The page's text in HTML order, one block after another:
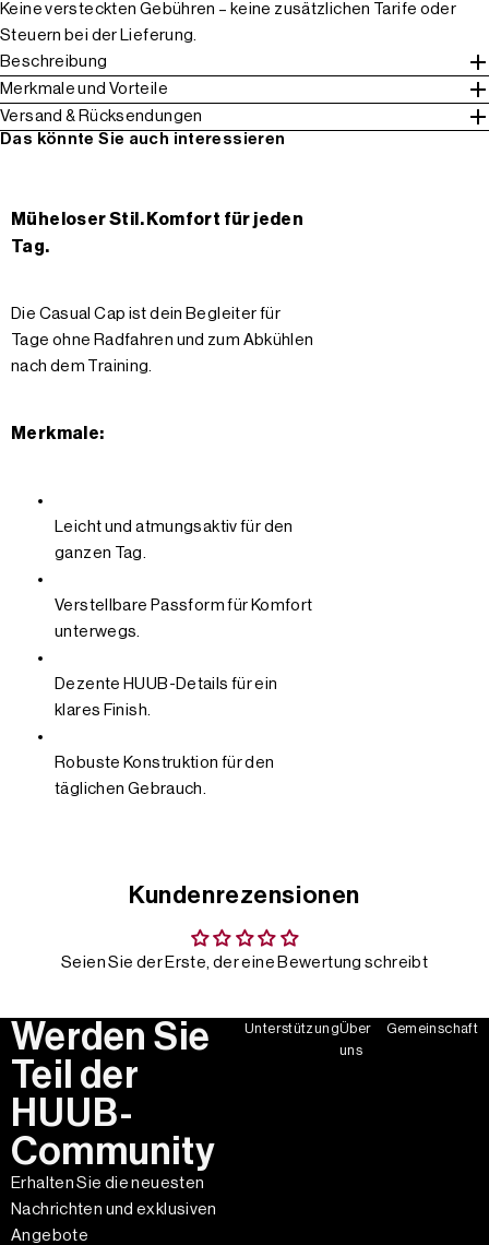
Keine versteckten Gebühren – keine zusätzlichen Tarife oder
Steuern bei der Lieferung.
Beschreibung
Merkmale und Vorteile
Versand & Rücksendungen
Das könnte Sie auch interessieren
Müheloser Stil. Komfort für jeden
Tag.
Die Casual Cap ist dein Begleiter für
Tage ohne Radfahren und zum Abkühlen
nach dem Training.
Merkmale:
Leicht und atmungsaktiv für den
ganzen Tag.
Verstellbare Passform für Komfort
unterwegs.
Dezente HUUB-Details für ein
klares Finish.
Robuste Konstruktion für den
täglichen Gebrauch.
Kundenrezensionen
Seien Sie der Erste, der eine Bewertung schreibt
Werden Sie
Teil der
HUUB-
Community
Erhalten Sie die neuesten
Nachrichten und exklusiven
Angebote
UnterstützungÜber
uns
Gemeinschaft